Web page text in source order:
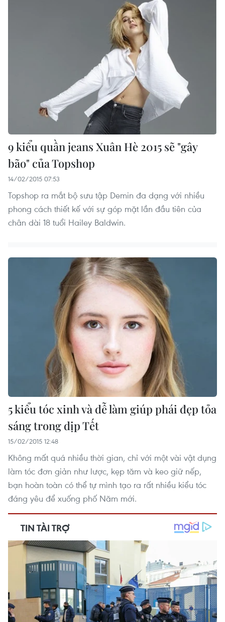
9 kiểu quần jeans Xuân Hè 2015 sẽ "gây
bão" của Topshop
14/02/2015 07:53
Topshop ra mắt bộ sưu tập Demin đa dạng với nhiều
phong cách thiết kế với sự góp mặt lần đầu tiên của
chân dài 18 tuổi Hailey Baldwin.
5 kiểu tóc xinh và dễ làm giúp phái đẹp tỏa
sáng trong dịp Tết
15/02/2015 12:48
Không mất quá nhiều thời gian, chỉ với một vài vật dụng
làm tóc đơn giản như lược, kẹp tăm và keo giữ nếp,
bạn hoàn toàn có thể tự mình tạo ra rất nhiều kiểu tóc
đáng yêu để xuống phố Năm mới.